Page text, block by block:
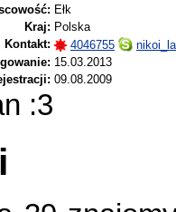
Ełk
Kraj: Polska
Kontakt:
4046755
15.03.2013
09.08.2009
:3